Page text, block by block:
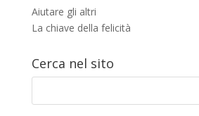
Aiutare gli altri
La chiave della felicità
Cerca nel sito